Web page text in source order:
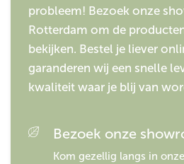
probleem! Bezoek onze
Rotterdam om de
bekijken. Bestel je liever
garanderen wij een snelle
kwaliteit waar je blij van
Bezoek onze
Kom gezellig langs in